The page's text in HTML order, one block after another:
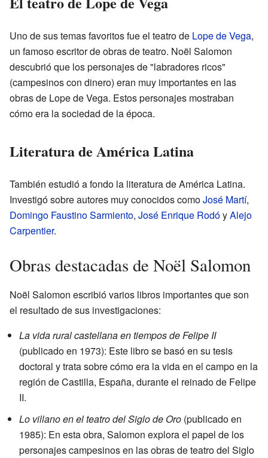
Uno de sus temas favoritos fue el teatro de Lope de Vega,
un famoso escritor de obras de teatro. Noël Salomon
descubrió que los personajes de "labradores ricos"
(campesinos con dinero) eran muy importantes en las
obras de Lope de Vega. Estos personajes mostraban
cómo era la sociedad de la época.
Literatura de América Latina
También estudió a fondo la literatura de América Latina.
Investigó sobre autores muy conocidos comoJosé Martí,
Domingo Faustino Sarmiento, José Enrique RodóyAlejo
Carpentier.
Obras destacadas de Noël Salomon
Noël Salomon escribió varios libros importantes que son
el resultado de sus investigaciones:
La vida rural castellana en tiempos de Felipe II
(publicado en 1973): Este libro se basó en su tesis
doctoral y trata sobre cómo era la vida en el campo en la
región de Castilla, España, durante el reinado de Felipe
II.
Lo villano en el teatro del Siglo de Oro (publicado en
1985): En esta obra, Salomon explora el papel de los
personajes campesinos en las obras de teatro del Siglo